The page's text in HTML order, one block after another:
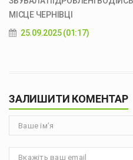
МІСЦЕ ЧЕРНІВЦІ
25.09.2025 (01:17)
ЗАЛИШИТИ КОМЕНТАР